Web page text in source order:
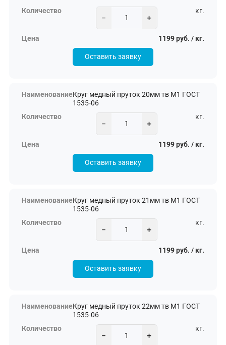
− +
кг.
1199 руб. / кг.
Оставить заявку
Круг медный пруток 20мм тв М1 ГОСТ
1535-06
− +
кг.
1199 руб. / кг.
Оставить заявку
Круг медный пруток 21мм тв М1 ГОСТ
1535-06
− +
кг.
1199 руб. / кг.
Оставить заявку
Круг медный пруток 22мм тв М1 ГОСТ
1535-06
− +
кг.